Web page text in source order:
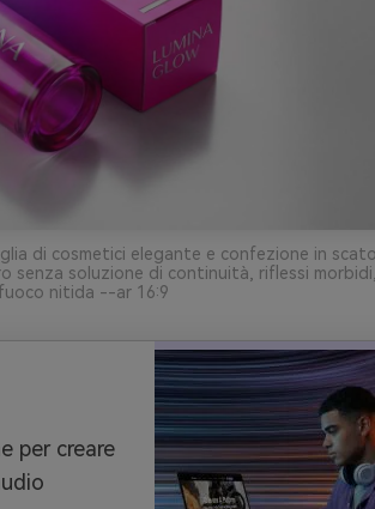
di cosmetici elegante e confezione in
senza soluzione di continuità, riflessi morbidi,
nitida --ar 16:9
per creare